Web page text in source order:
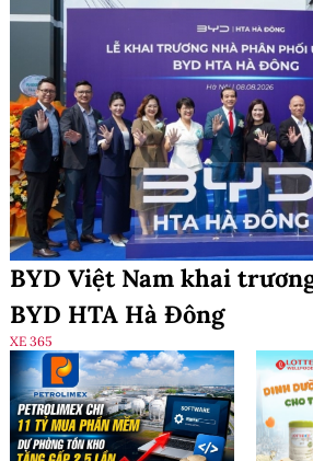
BYD Việt Nam khai
BYD HTA Hà Đông
XE 365